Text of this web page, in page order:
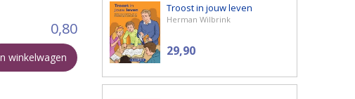
0,80
winkelwagen
Troost in jouw leven
Herman Wilbrink
29,90